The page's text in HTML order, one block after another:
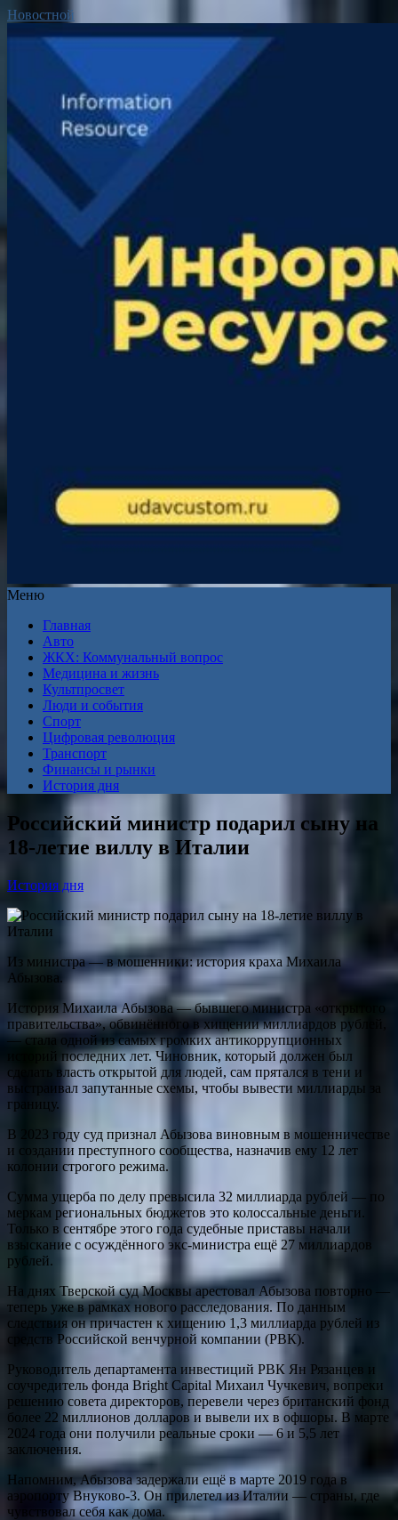
Новостной
Меню
Главная
Авто
ЖКХ: Коммунальный вопрос
Медицина и жизнь
Культпросвет
Люди и события
Спорт
Цифровая революция
Транспорт
Финансы и рынки
История дня
Российский министр подарил сыну на
18-летие виллу в Италии
История дня
Из министра — в мошенники: история краха Михаила
Абызова.
История Михаила Абызова — бывшего министра «открытого
правительства», обвинённого в хищении миллиардов рублей,
— стала одной из самых громких антикоррупционных
историй последних лет. Чиновник, который должен был
сделать власть открытой для людей, сам прятался в тени и
выстраивал запутанные схемы, чтобы вывести миллиарды за
границу.
В 2023 году суд признал Абызова виновным в мошенничестве
и создании преступного сообщества, назначив ему 12 лет
колонии строгого режима.
Сумма ущерба по делу превысила 32 миллиарда рублей — по
меркам региональных бюджетов это колоссальные деньги.
Только в сентябре этого года судебные приставы начали
взыскание с осуждённого экс-министра ещё 27 миллиардов
рублей.
На днях Тверской суд Москвы арестовал Абызова повторно —
теперь уже в рамках нового расследования. По данным
следствия он причастен к хищению 1,3 миллиарда рублей из
средств Российской венчурной компании (РВК).
Руководитель департамента инвестиций РВК Ян Рязанцев и
соучредитель фонда Bright Capital Михаил Чучкевич, вопреки
решению совета директоров, перевели через британский фонд
более 22 миллионов долларов и вывели их в офшоры. В марте
2024 года они получили реальные сроки — 6 и 5,5 лет
заключения.
Напомним, Абызова задержали ещё в марте 2019 года в
аэропорту Внуково-3. Он прилетел из Италии — страны, где
чувствовал себя как дома.